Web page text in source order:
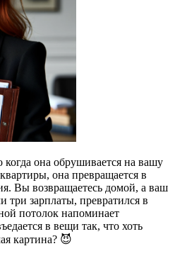
она обрушивается на вашу
она превращается в
Вы возвращаетесь домой, а ваш
три зарплаты, превратился в
потолок напоминает
в вещи так, что хоть
картина? 😈